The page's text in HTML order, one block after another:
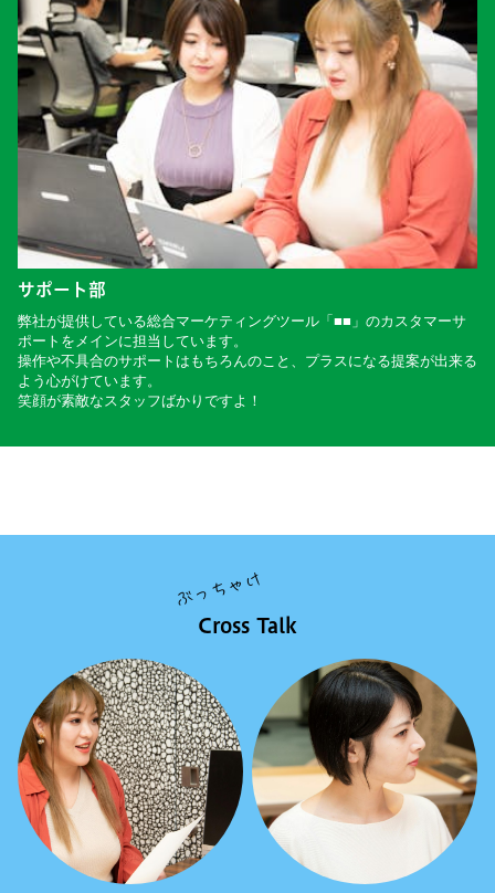
サポート部
弊社が提供している総合マーケティングツール「■■」のカスタマーサ
ポートをメインに担当しています。
操作や不具合のサポートはもちろんのこと、プラスになる提案が出来る
よう心がけています。
笑顔が素敵なスタッフばかりですよ！
ぶっちゃけ
Cross Talk